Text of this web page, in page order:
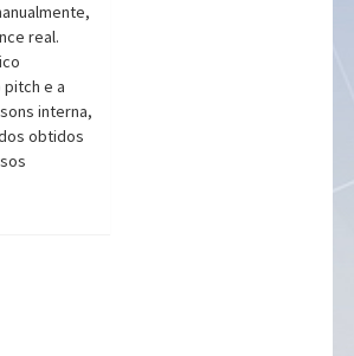
real.
e a
interna,
obtidos